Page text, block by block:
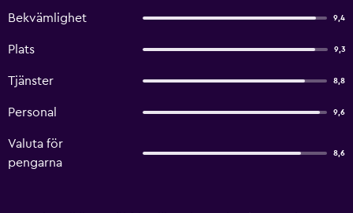
Bekvämlighet 9,4
Plats 9,3
Tjänster 8,8
Personal 9,6
Valuta för
pengarna
8,6